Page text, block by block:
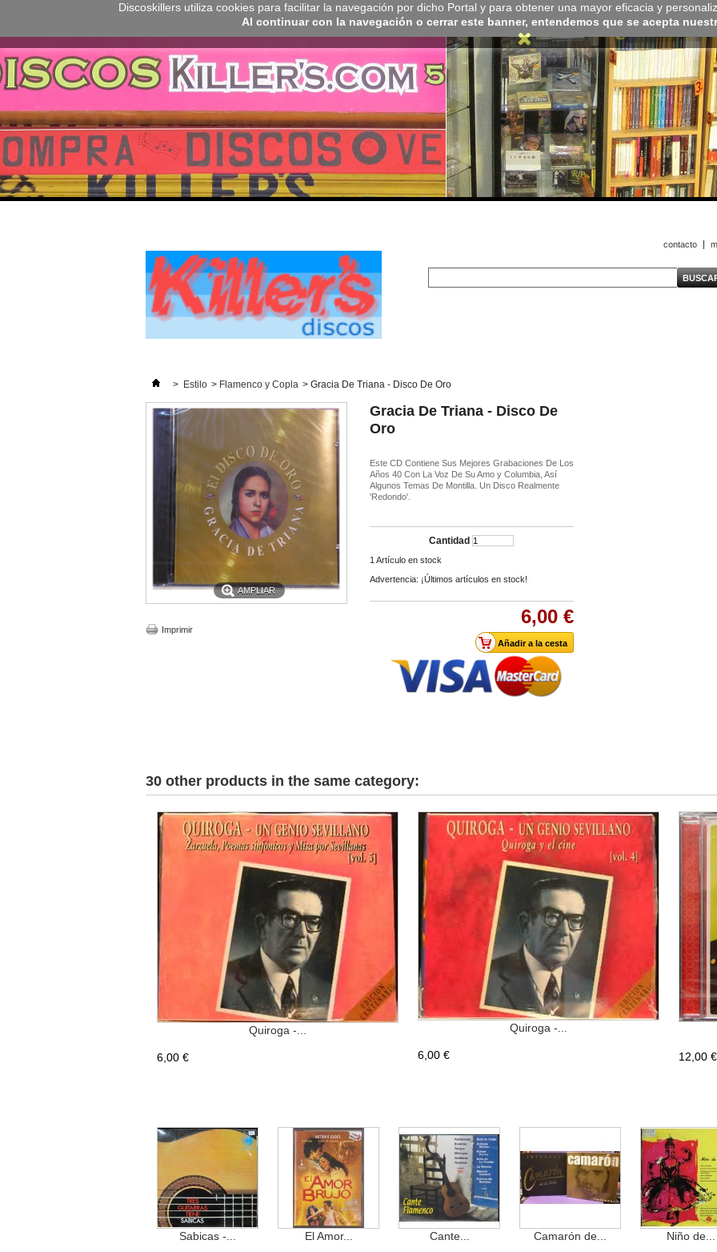
Discoskillers utiliza cookies para facilitar la navegación por dicho Portal y para obtener una mayor eficacia y
Al continuar con la navegación o cerrar este banner, entendemos que se acepta
contacto
> Estilo > Flamenco y Copla > Gracia De Triana - Disco De Oro
AMPLIAR
Imprimir
Gracia De Triana - Disco De
Oro
Este CD Contiene Sus Mejores Grabaciones De Los
Años 40 Con La Voz De Su Amo y Columbia, Así
Algunos Temas De Montilla. Un Disco Realmente
'Redondo'.
Cantidad
1 Artículo en stock
Advertencia: ¡Últimos artículos en stock!
6,00 €
30 other products in the same category:
Quiroga -...
6,00 €
Quiroga -...
6,00 € 12,00 €
Sabicas -... El Amor... Cante... Camarón de... Niño de...